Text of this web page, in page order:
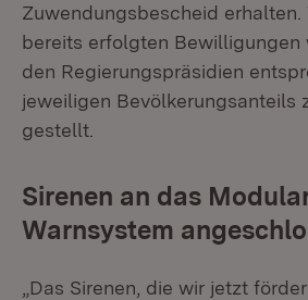
Zuwendungsbescheid erhalten.
bereits erfolgten Bewilligungen
den Regierungspräsidien
jeweiligen Bevölkerungsanteils
gestellt.
Sirenen an das
Warnsystem
„Das Sirenen, die wir jetzt